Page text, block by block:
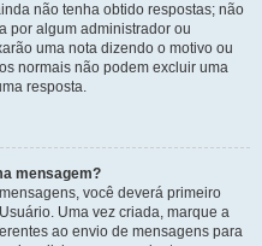
não tenha obtido respostas; não
por algum administrador ou
uma nota dizendo o motivo ou
normais não podem excluir uma
resposta.
mensagem?
você deverá primeiro
Uma vez criada, marque a
ao envio de mensagens para